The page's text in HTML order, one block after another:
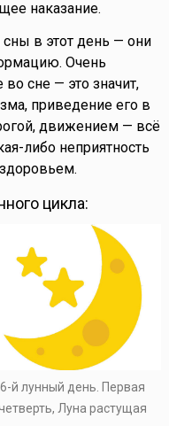
наказание.
в этот день — они
Очень
сне — это значит,
приведение его в
движением — всё
либо неприятность
цикла:
6-й лунный день. Первая
Луна растущая